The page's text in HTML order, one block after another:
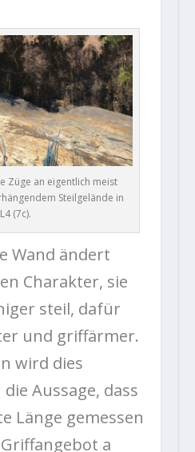
Züge an eigentlich meist
Steilgelände in
L4 (7c).
Wand ändert
Charakter, sie
steil, dafür
und griffärmer.
wird dies
Aussage, dass
Länge gemessen
a